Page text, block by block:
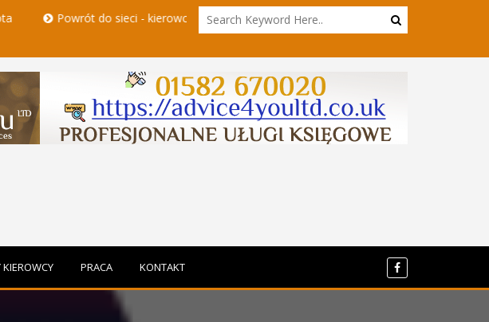
do sieci - kierowcy hgv w innym wydaniu Storna biznesowa, email biznesowy,
PRACA KONTAKT